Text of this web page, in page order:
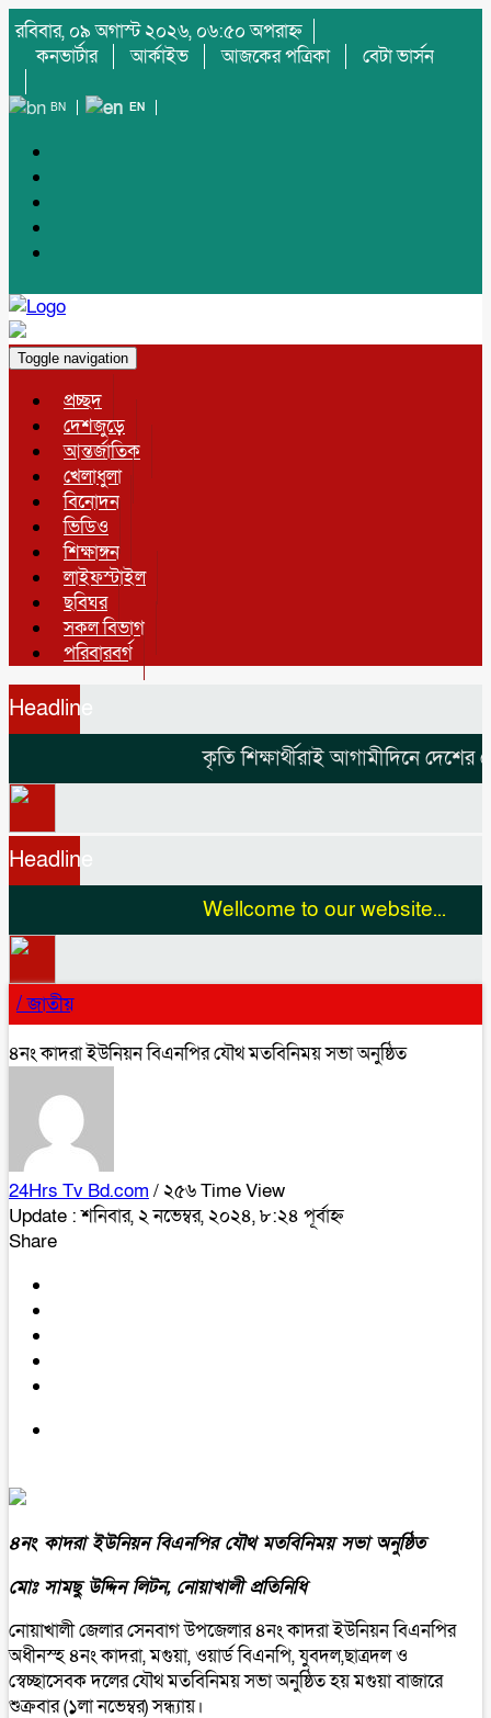
রবিবার, ০৯ অগাস্ট ২০২৬, ০৬:৫০ অপরাহ্ন
কনভার্টার
আর্কাইভ আজকের পত্রিকা বেটা ভার্সন
BN EN
Toggle navigation
প্রচ্ছদ
দেশজুড়ে
আন্তর্জাতিক
খেলাধুলা
বিনোদন
ভিডিও
শিক্ষাঙ্গন
লাইফস্টাইল
ছবিঘর
সকল বিভাগ
পরিবারবর্গ
Headline
কৃতি শিক্ষার্থীরাই আগামীদিনে দেশের
Headline
Wellcome to our website...
/জাতীয়
৪নং কাদরা ইউনিয়ন বিএনপির যৌথ মতবিনিময় সভা অনুষ্ঠিত
24Hrs Tv Bd.com / ২৫৬ Time View
Update : শনিবার, ২ নভেম্বর, ২০২৪, ৮:২৪ পূর্বাহ্ন
Share
৪নং কাদরা ইউনিয়ন বিএনপির যৌথ মতবিনিময় সভা অনুষ্ঠিত
মোঃ সামছু উদ্দিন লিটন, নোয়াখালী প্রতিনিধি
নোয়াখালী জেলার সেনবাগ উপজেলার ৪নং কাদরা ইউনিয়ন বিএনপির
অধীনস্হ ৪নং কাদরা, মগুয়া, ওয়ার্ড বিএনপি, যুবদল,ছাত্রদল ও
স্বেচ্ছাসেবক দলের যৌথ মতবিনিময় সভা অনুষ্ঠিত হয় মগুয়া বাজারে
শুক্রবার (১লা নভেম্বর) সন্ধ্যায়।